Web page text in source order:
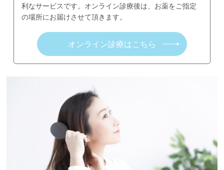
利なサービスです。オンライン診療後は、お薬をご指定
の場所にお届けさせて頂きます。
オンライン診療はこちら